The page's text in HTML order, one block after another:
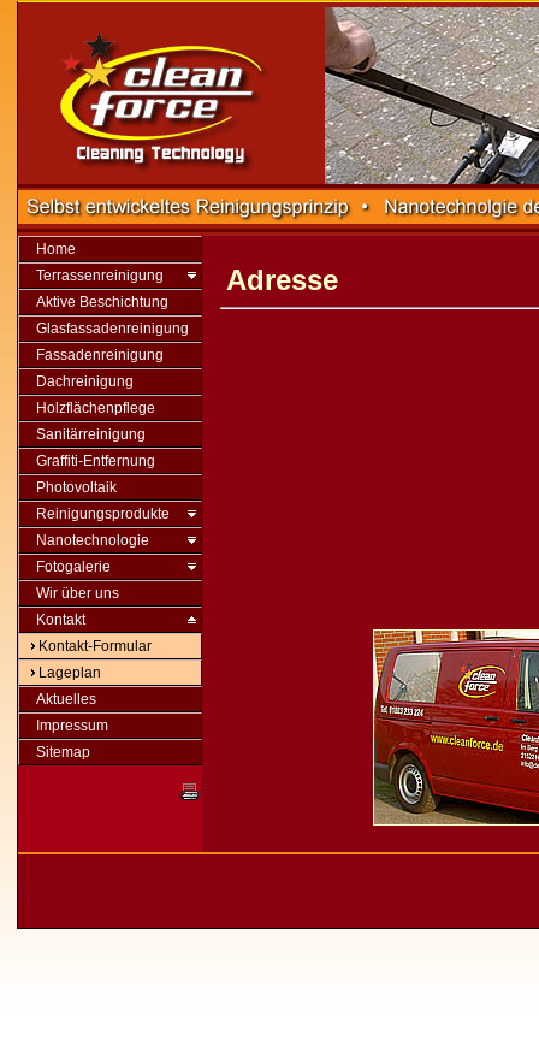
Home
Terrassenreinigung
Aktive Beschichtung
Glasfassadenreinigung
Fassadenreinigung
Dachreinigung
Holzflächenpflege
Sanitärreinigung
Graffiti-Entfernung
Photovoltaik
Reinigungsprodukte
Nanotechnologie
Fotogalerie
Wir über uns
Kontakt
Kontakt-Formular
Lageplan
Aktuelles
Impressum
Sitemap
Adresse